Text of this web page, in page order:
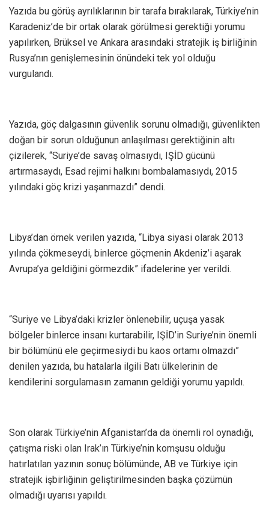
Yazıda bu görüş ayrılıklarının bir tarafa bırakılarak, Türkiye’nin
Karadeniz’de bir ortak olarak görülmesi gerektiği yorumu
yapılırken, Brüksel ve Ankara arasındaki stratejik iş birliğinin
Rusya’nın genişlemesinin önündeki tek yol olduğu
vurgulandı.
Yazıda, göç dalgasının güvenlik sorunu olmadığı, güvenlikten
doğan bir sorun olduğunun anlaşılması gerektiğinin altı
çizilerek, “Suriye’de savaş olmasıydı, IŞİD gücünü
artırmasaydı, Esad rejimi halkını bombalamasıydı, 2015
yılındaki göç krizi yaşanmazdı” dendi.
Libya’dan örnek verilen yazıda, “Libya siyasi olarak 2013
yılında çökmeseydi, binlerce göçmenin Akdeniz’i aşarak
Avrupa’ya geldiğini görmezdik” ifadelerine yer verildi.
“Suriye ve Libya’daki krizler önlenebilir, uçuşa yasak
bölgeler binlerce insanı kurtarabilir, IŞİD’in Suriye’nin önemli
bir bölümünü ele geçirmesiydi bu kaos ortamı olmazdı”
denilen yazıda, bu hatalarla ilgili Batı ülkelerinin de
kendilerini sorgulamasın zamanın geldiği yorumu yapıldı.
Son olarak Türkiye’nin Afganistan’da da önemli rol oynadığı,
çatışma riski olan Irak’ın Türkiye’nin komşusu olduğu
hatırlatılan yazının sonuç bölümünde, AB ve Türkiye için
stratejik işbirliğinin geliştirilmesinden başka çözümün
olmadığı uyarısı yapıldı.